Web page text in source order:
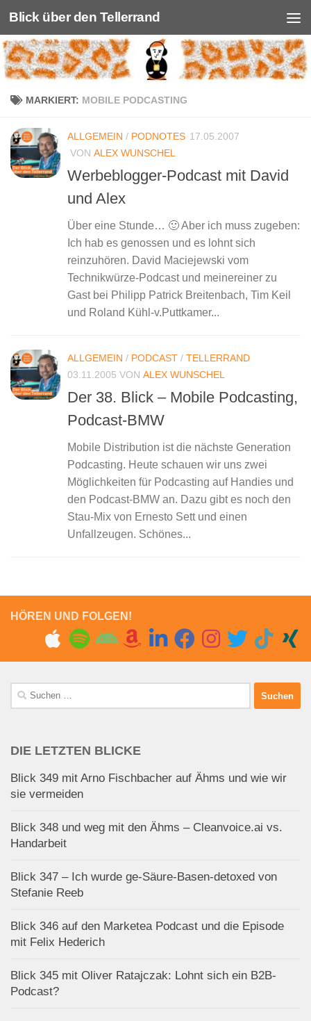
Unter dem Inhalt
Blick über den Tellerrand
MARKIERT: MOBILE PODCASTING
ALLGEMEIN / PODNOTES 17.05.2007
VON ALEX WUNSCHEL
Werbeblogger-Podcast mit David
und Alex
Über eine Stunde… 🙂 Aber ich muss zugeben:
Ich hab es genossen und es lohnt sich
reinzuhören. David Maciejewski vom
Technikwürze-Podcast und meinereiner zu
Gast bei Philipp Patrick Breitenbach, Tim Keil
und Roland Kühl-v.Puttkamer...
ALLGEMEIN / PODCAST / TELLERRAND
03.11.2005 VON ALEX WUNSCHEL
Der 38. Blick – Mobile Podcasting,
Podcast-BMW
Mobile Distribution ist die nächste Generation
Podcasting. Heute schauen wir uns zwei
Möglichkeiten für Podcasting auf Handies und
den Podcast-BMW an. Dazu gibt es noch den
Stau-Mix von Ernesto Sett und einen
Unfallzeugen. Schönes...
HÖREN UND FOLGEN!
Suchen
nach:
DIE LETZTEN BLICKE
Blick 349 mit Arno Fischbacher auf Ähms und wie wir
sie vermeiden
Blick 348 und weg mit den Ähms – Cleanvoice.ai vs.
Handarbeit
Blick 347 – Ich wurde ge-Säure-Basen-detoxed von
Stefanie Reeb
Blick 346 auf den Marketea Podcast und die Episode
mit Felix Hederich
Blick 345 mit Oliver Ratajczak: Lohnt sich ein B2B-
Podcast?